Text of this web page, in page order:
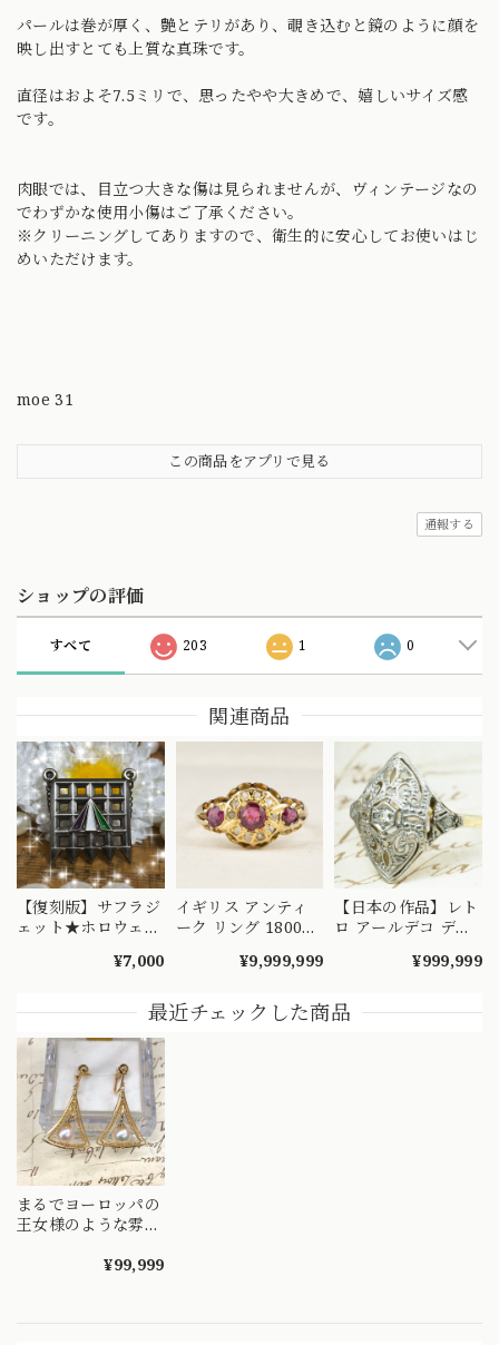
パールは巻が厚く、艶とテリがあり、覗き込むと鏡のように顔を
映し出すとても上質な真珠です。
直径はおよそ7.5ミリで、思ったやや大きめで、嬉しいサイズ感
です。
肉眼では、目立つ大きな傷は見られませんが、ヴィンテージなの
でわずかな使用小傷はご了承ください。
※クリーニングしてありますので、衛生的に安心してお使いはじ
めいただけます。
moe 31
この商品をアプリで見る
通報する
ショップの評価
すべて 203 1 0
関連商品
【復刻版】サフラジ
ェット★ホロウェイ
¥7,000
イギリス アンティ
ーク リング 1800年
ドダイヤ 10pc ルビ
美しさと輝きを〜
DR00481
¥9,999,999
【日本の作品】レト
ロ アールデコ デザ
Pt1000 K18 ダイヤ
透かしと幾何学柄が
美しいデザイン
¥999,999
最近チェックした商品
まるでヨーロッパの
王女様のような雰囲
グリー透かし△トリ
¥99,999